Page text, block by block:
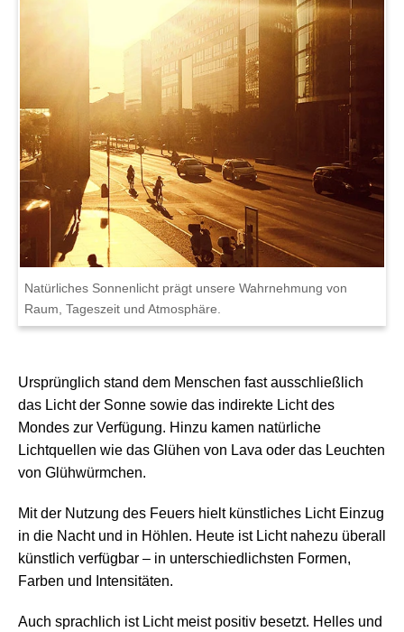
Natürliches Sonnenlicht prägt unsere Wahrnehmung von
Raum, Tageszeit und Atmosphäre.
Ursprünglich stand dem Menschen fast ausschließlich
das Licht der Sonne sowie das indirekte Licht des
Mondes zur Verfügung. Hinzu kamen natürliche
Lichtquellen wie das Glühen von Lava oder das Leuchten
von Glühwürmchen.
Mit der Nutzung des Feuers hielt künstliches Licht Einzug
in die Nacht und in Höhlen. Heute ist Licht nahezu überall
künstlich verfügbar – in unterschiedlichsten Formen,
Farben und Intensitäten.
Auch sprachlich ist Licht meist positiv besetzt. Helles und